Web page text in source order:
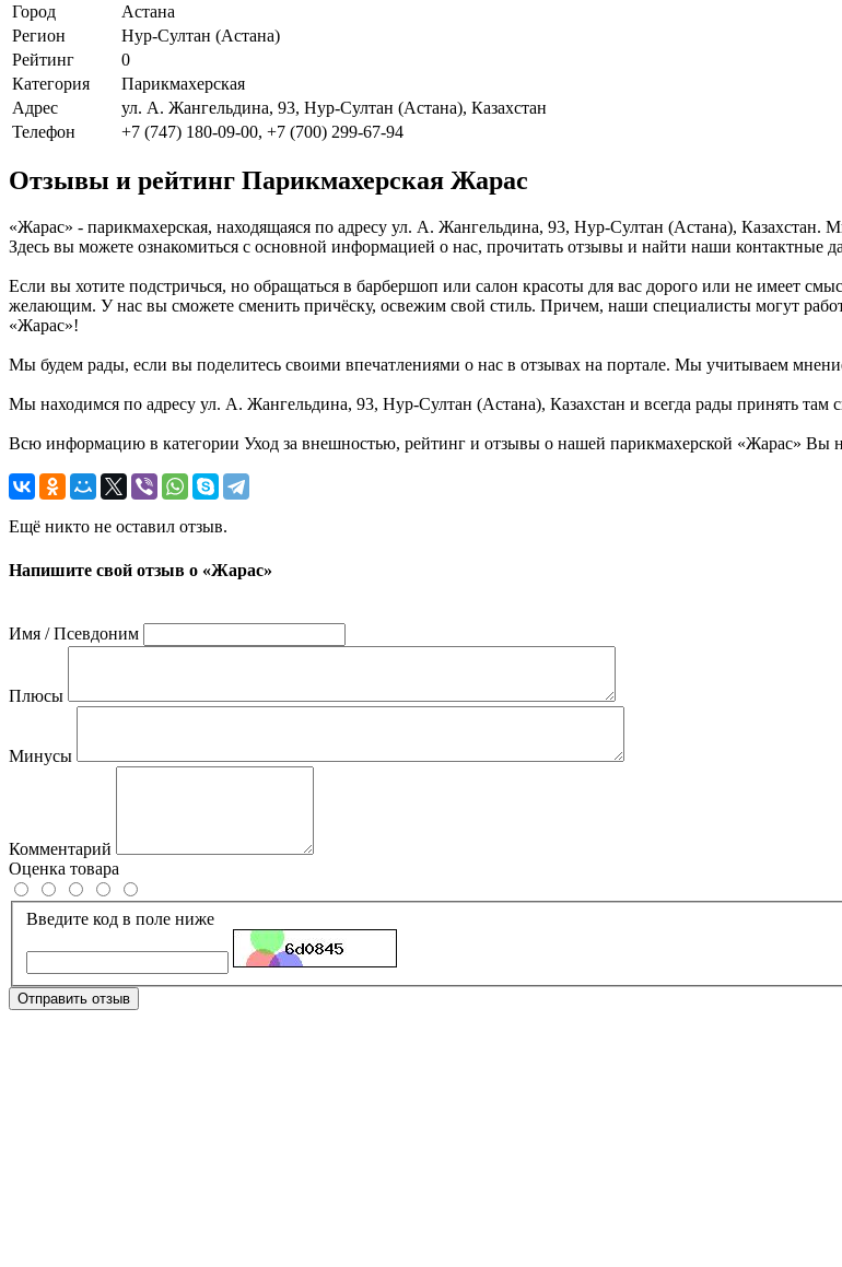
Город
Астана
Регион
Нур-Султан (Астана)
Рейтинг
0
Категория
Парикмахерская
Адрес
ул. А. Жангельдина, 93, Нур-Султан (Астана), Казахстан
Телефон
+7 (747) 180-09-00, +7 (700) 299-67-94
Отзывы и рейтинг Парикмахерская Жарас
«Жарас» - парикмахерская, находящаяся по адресу ул. А. Жангельдина, 93, Нур-Султан (Астана), Казахстан.
Здесь вы можете ознакомиться с основной информацией о нас, прочитать отзывы и найти наши контактные
Если вы хотите подстричься, но обращаться в барбершоп или салон красоты для вас дорого или не имеет
желающим. У нас вы сможете сменить причёску, освежим свой стиль. Причем, наши специалисты могут
«Жарас»!
Мы будем рады, если вы поделитесь своими впечатлениями о нас в отзывах на портале. Мы учитываем
Мы находимся по адресу ул. А. Жангельдина, 93, Нур-Султан (Астана), Казахстан и всегда рады принять там
Всю информацию в категории Уход за внешностью, рейтинг и отзывы о нашей парикмахерской «Жарас» Вы
Ещё никто не оставил отзыв.
Напишите свой отзыв о «Жарас»
Имя / Псевдоним
Плюсы
Минусы
Комментарий
Оценка товара
Введите код в поле ниже
Отправить отзыв